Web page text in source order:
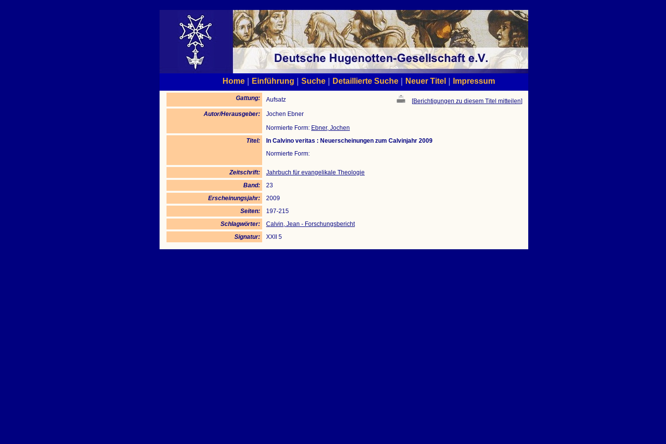
Home | Einführung | Suche | Detaillierte Suche | Neuer Titel | Impressum
Gattung: Aufsatz [Berichtigungen zu diesem Titel mitteilen]
Autor/Herausgeber:
Jochen Ebner
Normierte Form: Ebner, Jochen
Titel:
In Calvino veritas : Neuerscheinungen zum Calvinjahr 2009
Normierte Form:
Zeitschrift:
Jahrbuch für evangelikale Theologie
Band:
23
Erscheinungsjahr:
2009
Seiten:
197-215
Schlagwörter:
Calvin, Jean - Forschungsbericht
Signatur:
XXII 5